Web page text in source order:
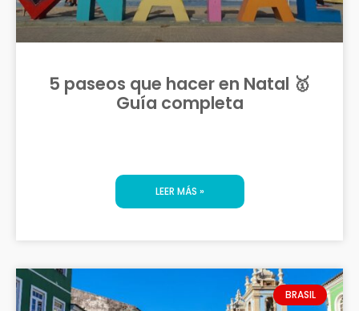
5 paseos que hacer en Natal 🥇
Guía completa
LEER MÁS »
BRASIL